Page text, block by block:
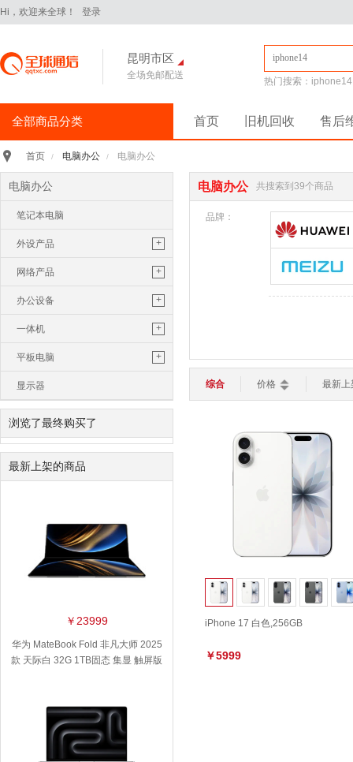
Hi，欢迎来全球！ 登录
昆明市区
全场免邮配送
热门搜索： iphone14
全部商品分类
手机通讯
iPhone16Pro
华为Pura70
华为 nova14 Pro
平板电脑
华为 MatePad Pro 2025款
手机配件
>
保护膜
华为
平板电脑
加湿器
灯光设备
智能电视
智能安防
智能穿戴
首页 旧机回收 售后
首页 / 电脑办公 / 电脑办公
电脑办公
笔记本电脑
外设产品 +
鼠标
键盘
U盘
鼠标垫
电脑包
移动硬盘
转接线
触控笔
网络产品 +
路由器
随行wifi
办公设备 +
打印机
一体机 +
苹果一体机
平板电脑 +
苹果平板
华为平板
小米平板
亚马逊平板
显示器
浏览了最终购买了
最新上架的商品
￥23999
华为 MateBook Fold 非凡大师 2025
款 天际白 32G 1TB固态 集显 触屏版
电脑办公 共搜索到39个商品
品牌：
综合 价格 最新上
iPhone 17 白色,256GB
￥5999